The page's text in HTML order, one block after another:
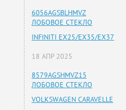
6056AGSBLHMVZ
ЛОБОВОЕ СТЕКЛО
INFINITI EX25/EX35/EX37
18 АПР 2025
8579AGSHMVZ15
ЛОБОВОЕ СТЕКЛО
VOLKSWAGEN CARAVELLE